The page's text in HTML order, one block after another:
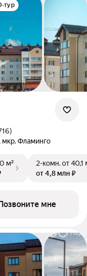
тур
мкр. Фламинго
м²
2-комн.от 40,1
от 4,8 млн ₽
мне